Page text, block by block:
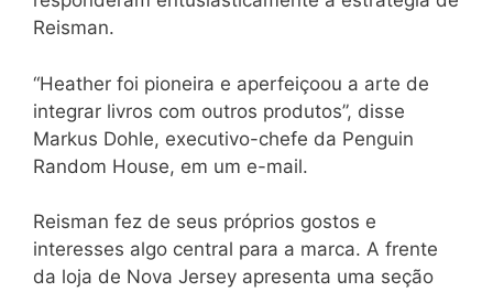
Reisman.
“Heather foi pioneira e aperfeiçoou a arte de
integrar livros com outros produtos”, disse
Markus Dohle, executivo-chefe da Penguin
Random House, em um e-mail.
Reisman fez de seus próprios gostos e
interesses algo central para a marca. A frente
da loja de Nova Jersey apresenta uma seção